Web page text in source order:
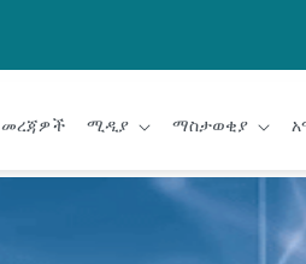
መረጃዎች ሚዲያ ማስታወቂያ